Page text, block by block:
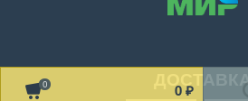
0 0 ₽